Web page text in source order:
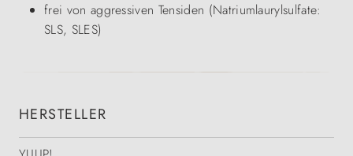
frei von aggressiven Tensiden (Natriumlaurylsulfate:
SLS, SLES)
HERSTELLER